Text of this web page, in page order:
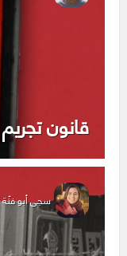
قانون
سجى أبو فنّة